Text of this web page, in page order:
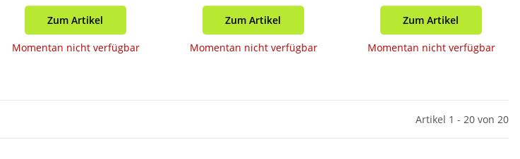
Zum Artikel
Momentan nicht verfügbar
Zum Artikel
Momentan nicht verfügbar
Zum Artikel
Momentan nicht verfügbar
Artikel 1 - 20 von 20